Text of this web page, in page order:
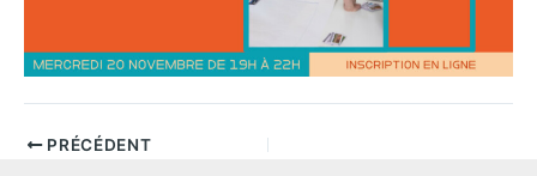
PRÉCÉDENT